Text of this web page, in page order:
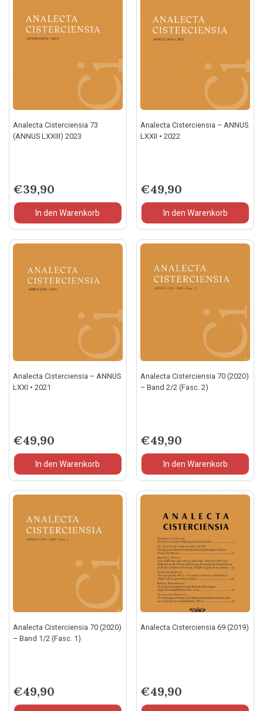
Analecta Cisterciensia 73
(ANNUS LXXIII) 2023
€39,90
In den Warenkorb
Analecta Cisterciensia – ANNUS
LXXII • 2022
€49,90
In den Warenkorb
Analecta Cisterciensia – ANNUS
LXXI • 2021
€49,90
In den Warenkorb
Analecta Cisterciensia 70 (2020)
– Band 2/2 (Fasc. 2)
€49,90
In den Warenkorb
Analecta Cisterciensia 70 (2020)
– Band 1/2 (Fasc. 1)
€49,90
Analecta Cisterciensia 69 (2019)
€49,90